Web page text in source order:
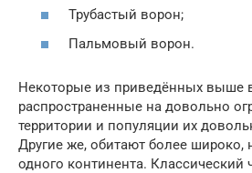
Трубастый ворон;
Пальмовый ворон.
Некоторые из приведённых выше
распространенные на довольно
территории и популяции их
Другие же, обитают более широко,
одного континента. Классический